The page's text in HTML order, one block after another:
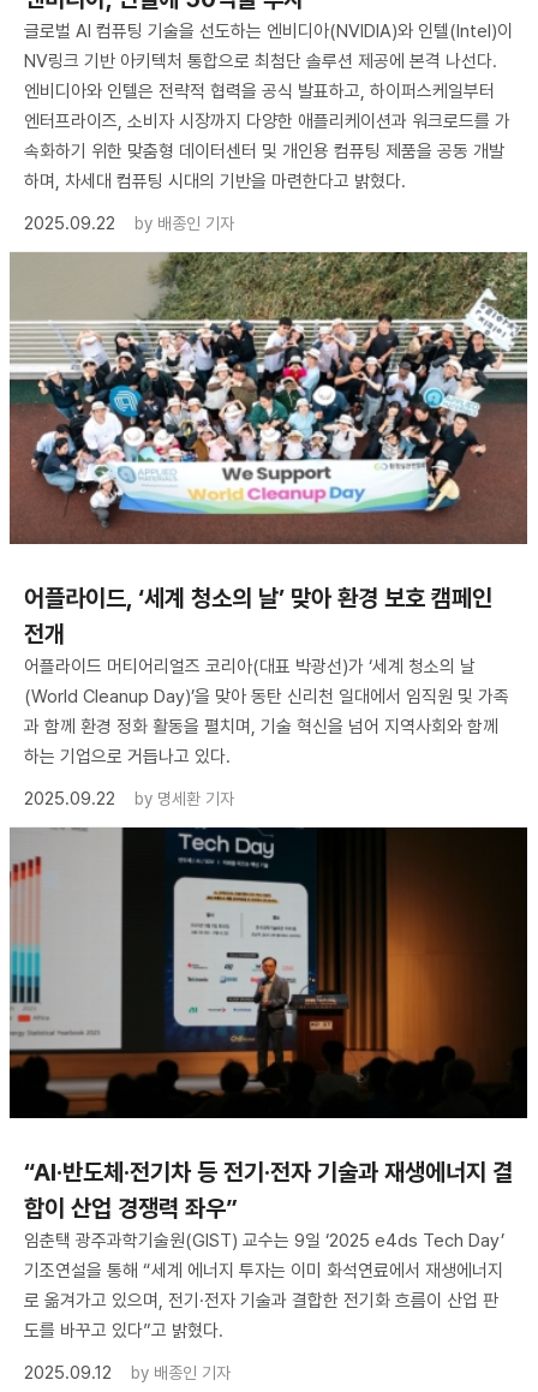
글로벌 AI 컴퓨팅 기술을 선도하는 엔비디아(NVIDIA)와 인텔(Intel)이
NV링크 기반 아키텍처 통합으로 최첨단 솔루션 제공에 본격 나선다.
엔비디아와 인텔은 전략적 협력을 공식 발표하고, 하이퍼스케일부터
엔터프라이즈, 소비자 시장까지 다양한 애플리케이션과 워크로드를 가
속화하기 위한 맞춤형 데이터센터 및 개인용 컴퓨팅 제품을 공동 개발
하며, 차세대 컴퓨팅 시대의 기반을 마련한다고 밝혔다.
2025.09.22
by 배종인 기자
어플라이드, ‘세계 청소의 날’ 맞아 환경 보호 캠페인
전개
어플라이드 머티어리얼즈 코리아(대표 박광선)가 ‘세계 청소의 날
(World Cleanup Day)’을 맞아 동탄 신리천 일대에서 임직원 및 가족
과 함께 환경 정화 활동을 펼치며, 기술 혁신을 넘어 지역사회와 함께
하는 기업으로 거듭나고 있다.
2025.09.22
by 명세환 기자
“AI·반도체·전기차 등 전기·전자 기술과 재생에너지 결
합이 산업 경쟁력 좌우”
임춘택 광주과학기술원(GIST) 교수는 9일 ‘2025 e4ds Tech Day’
기조연설을 통해 “세계 에너지 투자는 이미 화석연료에서 재생에너지
로 옮겨가고 있으며, 전기·전자 기술과 결합한 전기화 흐름이 산업 판
도를 바꾸고 있다”고 밝혔다.
2025.09.12
by 배종인 기자